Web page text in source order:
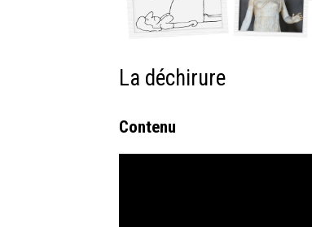
La déchirure
Contenu